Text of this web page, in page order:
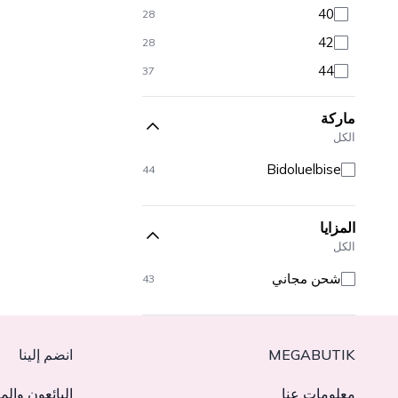
40
28
42
28
44
37
46
38
48
40
ماركة
الكل
Bidoluelbise
44
المزايا
الكل
شحن مجاني 43
MEGABUTIK
معلومات عنا
انضم إلينا
البائعون